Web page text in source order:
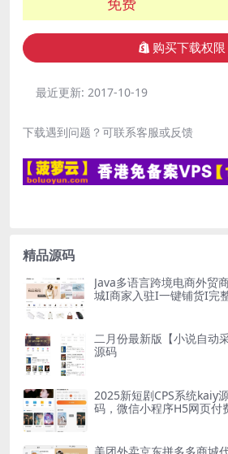
购买下载权限
最近更新: 2017-10-19
下载遇到问题？可联系客服或反馈
精品源码
Java多语言跨境电商外贸
城I商家入驻I一键铺货I完
二月份最新版【小说自动
源码
2025新短剧CPS系统kaiy
码，微信小程序H5网页付